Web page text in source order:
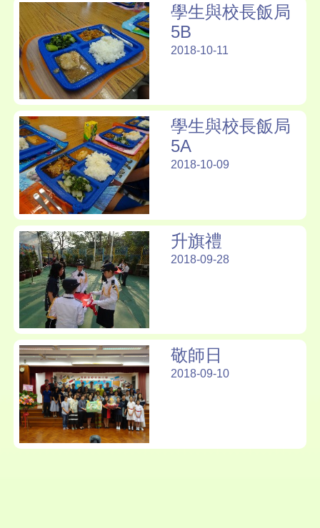
學生與校長飯局
5B
2018-10-11
學生與校長飯局
5A
2018-10-09
升旗禮
2018-09-28
敬師日
2018-09-10